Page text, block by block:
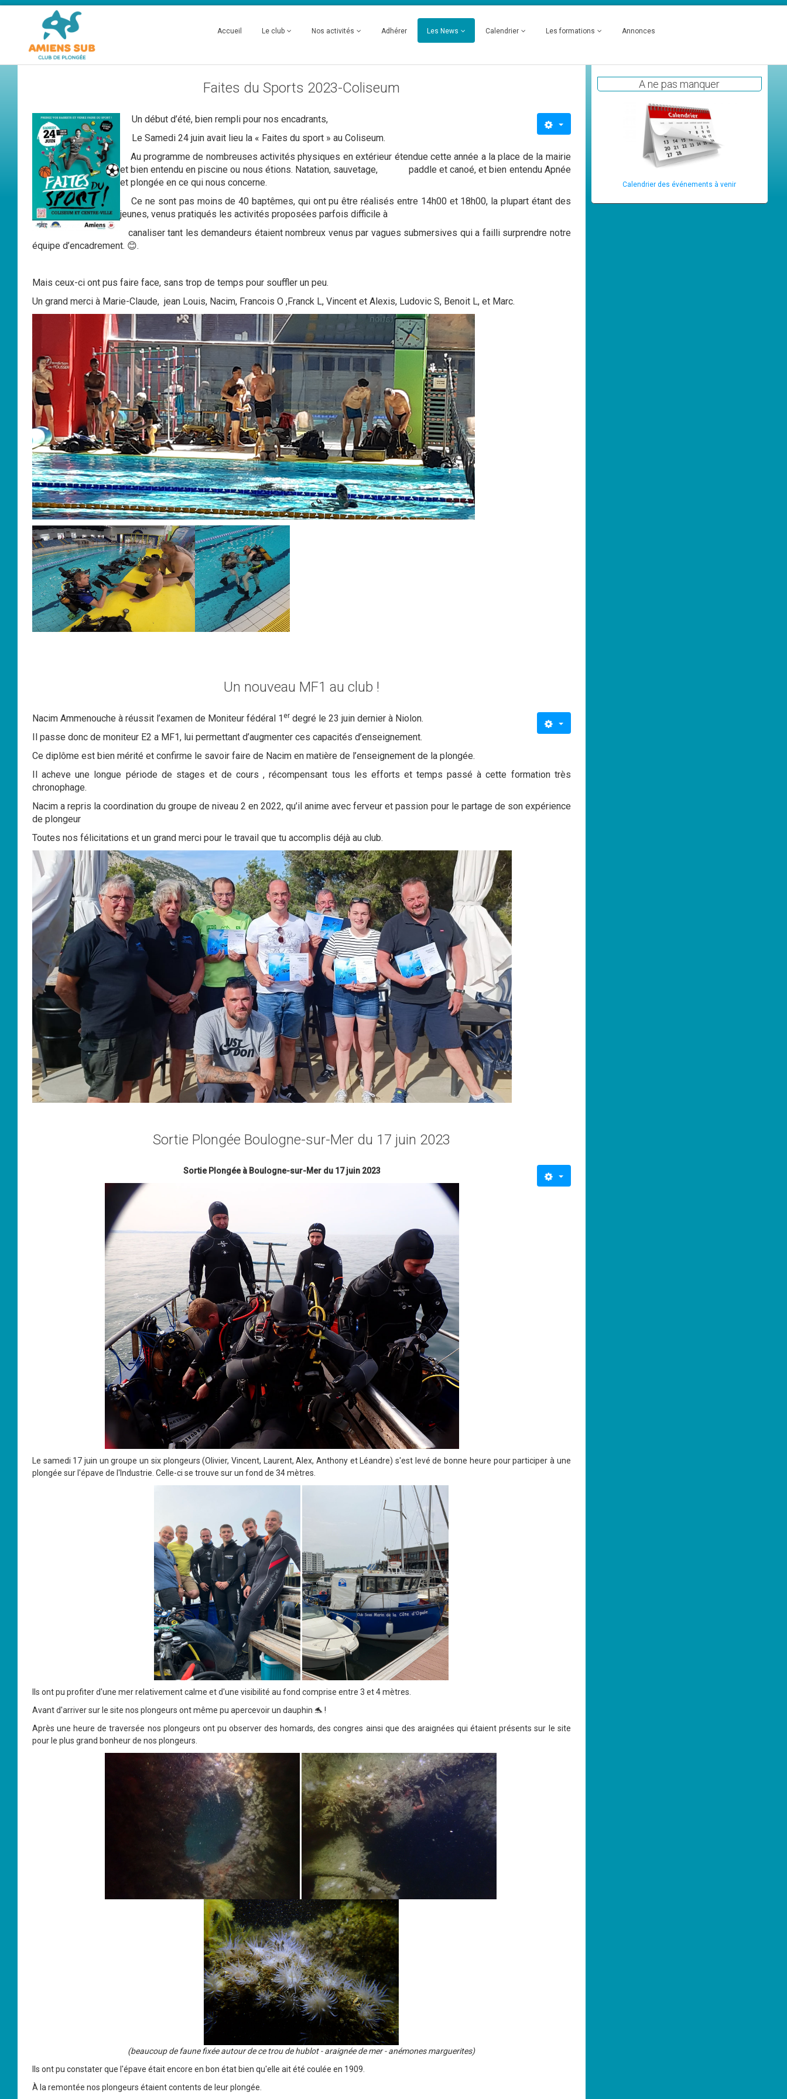
Accueil Le club Nos activités Adhérer Les News Calendrier Les formations Annonces
Faites du Sports 2023-Coliseum
Un début d’été, bien rempli pour nos encadrants,
Le Samedi 24 juin avait lieu la « Faites du sport » au Coliseum.
Au programme de nombreuses activités physiques en extérieur étendue cette année a la place de la mairie
et bien entendu en piscine ou nous étions. Natation, sauvetage,
paddle et canoé, et bien entendu Apnée
et plongée en ce qui nous concerne.
Ce ne sont pas moins de 40 baptêmes, qui ont pu être réalisés entre 14h00 et 18h00, la plupart étant des
jeunes, venus pratiqués les activités proposées parfois difficile à
canaliser tant les demandeurs étaient nombreux venus par vagues submersives qui a failli surprendre notre
équipe d’encadrement. 😊.
Mais ceux-ci ont pus faire face, sans trop de temps pour souffler un peu.
Un grand merci à Marie-Claude, jean Louis, Nacim, Francois O ,Franck L, Vincent et Alexis, Ludovic S, Benoit L, et Marc.
Un nouveau MF1 au club !
Nacim Ammenouche à réussit l’examen de Moniteur fédéral 1 er degré le 23 juin dernier à Niolon.
Il passe donc de moniteur E2 a MF1, lui permettant d’augmenter ces capacités d’enseignement.
Ce diplôme est bien mérité et confirme le savoir faire de Nacim en matière de l’enseignement de la plongée.
Il acheve une longue période de stages et de cours , récompensant tous les efforts et temps passé à cette formation très
chronophage.
Nacim a repris la coordination du groupe de niveau 2 en 2022, qu’il anime avec ferveur et passion pour le partage de son expérience
de plongeur
Toutes nos félicitations et un grand merci pour le travail que tu accomplis déjà au club.
Sortie Plongée Boulogne-sur-Mer du 17 juin 2023
Sortie Plongée à Boulogne-sur-Mer du 17 juin 2023
Le samedi 17 juin un groupe un six plongeurs (Olivier, Vincent, Laurent, Alex, Anthony et Léandre) s'est levé de bonne heure pour participer à une
plongée sur l'épave de l'Industrie. Celle-ci se trouve sur un fond de 34 mètres.
Ils ont pu profiter d'une mer relativement calme et d'une visibilité au fond comprise entre 3 et 4 mètres.
Avant d'arriver sur le site nos plongeurs ont même pu apercevoir un dauphin 🐬 !
Après une heure de traversée nos plongeurs ont pu observer des homards, des congres ainsi que des araignées qui étaient présents sur le site
pour le plus grand bonheur de nos plongeurs.
(beaucoup de faune fixée autour de ce trou de hublot - araignée de mer - anémones marguerites)
Ils ont pu constater que l'épave était encore en bon état bien qu'elle ait été coulée en 1909.
À la remontée nos plongeurs étaient contents de leur plongée.
A ne pas manquer
Calendrier des événements à venir